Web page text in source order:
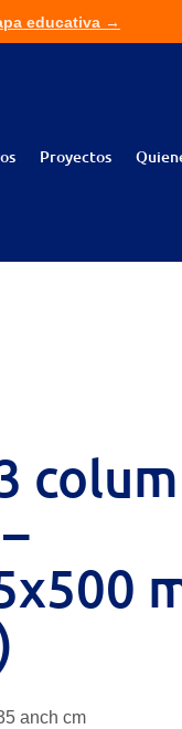
sin
educativa →
Proyectos
anch cm